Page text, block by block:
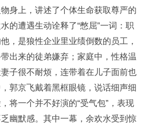
身上，讲述了个体生命获取尊严的
的遭遇生动诠释了“憋屈”一词：职
，是狼性企业里业绩倒数的员工，
出来的徒弟嫌弃；家庭中，性格温
子很不耐烦，连带着在儿子面前也
郭京飞戴着黑框眼镜，说话细声细
将一个并不好演的“受气包”，表现
幽默感。其中一幕，余欢水受到惊